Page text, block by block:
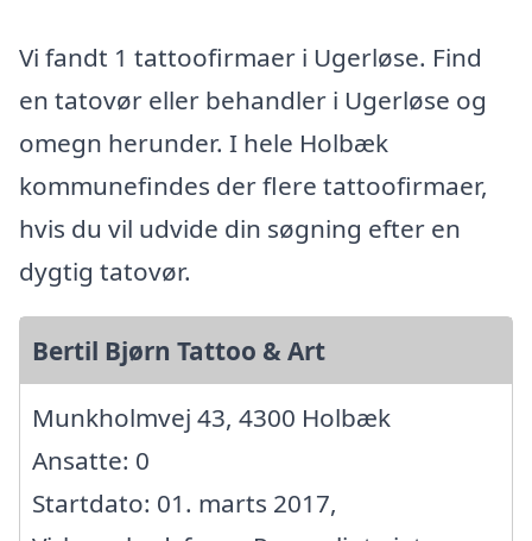
Vi fandt 1 tattoofirmaer i Ugerløse. Find
en tatovør eller behandler i Ugerløse og
omegn herunder. I hele Holbæk
kommunefindes der flere tattoofirmaer,
hvis du vil udvide din søgning efter en
dygtig tatovør.
Bertil Bjørn Tattoo & Art
Munkholmvej 43, 4300 Holbæk
Ansatte: 0
Startdato: 01. marts 2017,